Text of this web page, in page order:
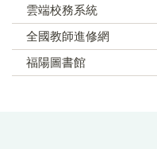
雲端校務系統
全國教師進修網
福陽圖書館